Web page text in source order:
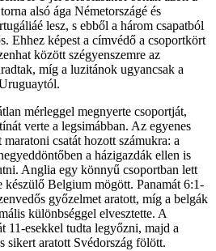
alsó ága Németországé és
lesz, s ebből a három csapatból
Ehhez képest a címvédő a csoportkört
között szégyenszemre az
míg a luzitánok ugyancsak a
mérleggel megnyerte csoportját,
verte a legsimábban. Az egyenes
csatát hozott számukra: a
a házigazdák ellen is
Anglia egy könnyű csoportban lett
készülő Belgium mögött. Panamát 6:1-
győzelmet aratott, míg a belgák
különbséggel elvesztette. A
11-esekkel tudta legyőzni, majd a
sikert aratott Svédország fölött.